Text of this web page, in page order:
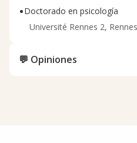
•Doctorado en psicología
Université Rennes 2,
💬 Opiniones